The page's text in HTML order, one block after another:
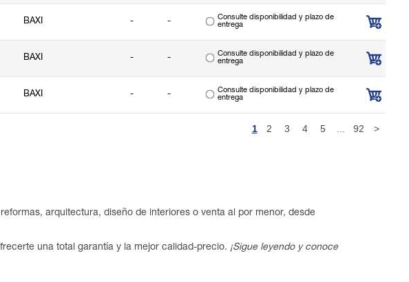
BAXI - -
Consulte disponibilidad y plazo de
entrega
BAXI - -
Consulte disponibilidad y plazo de
entrega
BAXI - -
Consulte disponibilidad y plazo de
entrega
1 2 3 4 5 92 >
arquitectura, diseño de interiores o venta al por menor, desde
una total garantía y la mejor calidad-precio. ¡Sigue leyendo y conoce